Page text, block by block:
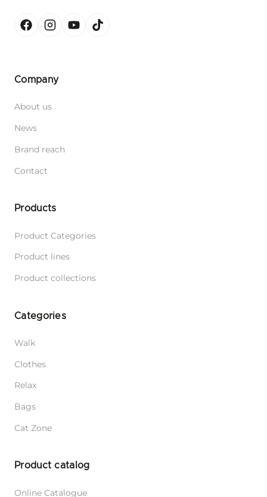
Company
About us
News
Brand reach
Contact
Products
Product Categories
Product lines
Product collections
Categories
Walk
Clothes
Relax
Bags
Cat Zone
Product catalog
Online Catalogue